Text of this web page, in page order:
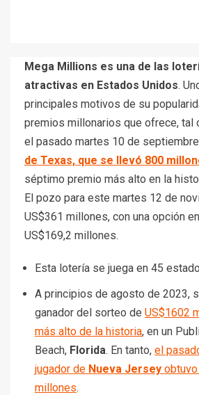
Mega Millions es una de las
atractivas en Estados Unidos.
principales motivos de su
premios millonarios que ofrece, tal
el pasado martes 10 de
de Texas, que se llevó 800
séptimo premio más alto en la
El pozo para este martes 12 de
US$361 millones, con una opción
US$169,2 millones.
Esta lotería se juega en 45
A principios de agosto de 2023,
ganador del sorteo de US$1602
más alto de la historia, en un
Beach, Florida. En tanto, el
jugador de Nueva Jersey
millones.